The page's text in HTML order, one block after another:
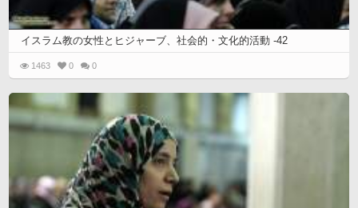
イスラム教の女性とヒジャーブ、社会的・文化的活動 -42
1463 0 0